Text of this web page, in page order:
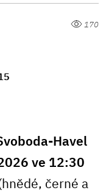
170
Havel
ve 12:30
černé a